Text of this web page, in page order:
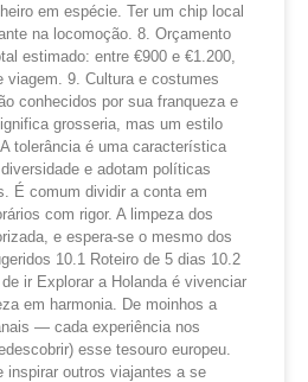
em espécie. Ter um chip local
na locomoção. 8. Orçamento
estimado: entre €900 e €1.200,
viagem. 9. Cultura e costumes
conhecidos por sua franqueza e
grosseria, mas um estilo
tolerância é uma característica
e adotam políticas
É comum dividir a conta em
com rigor. A limpeza dos
e espera-se o mesmo dos
10.1 Roteiro de 5 dias 10.2
ir Explorar a Holanda é vivenciar
em harmonia. De moinhos a
— cada experiência nos
esse tesouro europeu.
inspirar outros viajantes a se